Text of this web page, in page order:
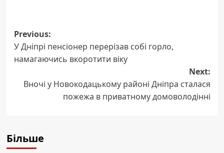
Post
navigation
Previous:
У Дніпрі пенсіонер перерізав собі горло,
намагаючись вкоротити віку
Next:
Вночі у Новокодацькому районі Дніпра сталася
пожежа в приватному домоволодінні
Більше